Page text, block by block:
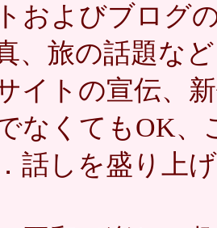
およびブログ
、旅の話題な
イトの宣伝、
なくてもOK、
話しを盛り上